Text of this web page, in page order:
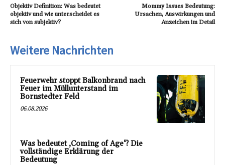
Objektiv Definition: Was bedeutet
objektiv und wie unterscheidet es
sich von subjektiv?
Mommy Issues Bedeutung:
Ursachen, Auswirkungen und
Anzeichen im Detail
Weitere Nachrichten
Feuerwehr stoppt Balkonbrand nach
Feuer im Müllunterstand im
Bornstedter Feld
06.08.2026
Was bedeutet ‚Coming of Age‘? Die
vollständige Erklärung der
Bedeutung